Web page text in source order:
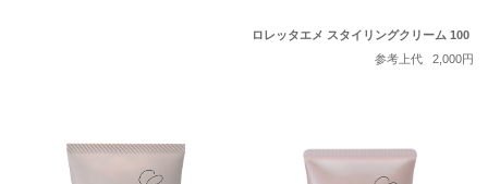
ロレッタエメ スタイリングクリーム 100
参考上代
2,000円